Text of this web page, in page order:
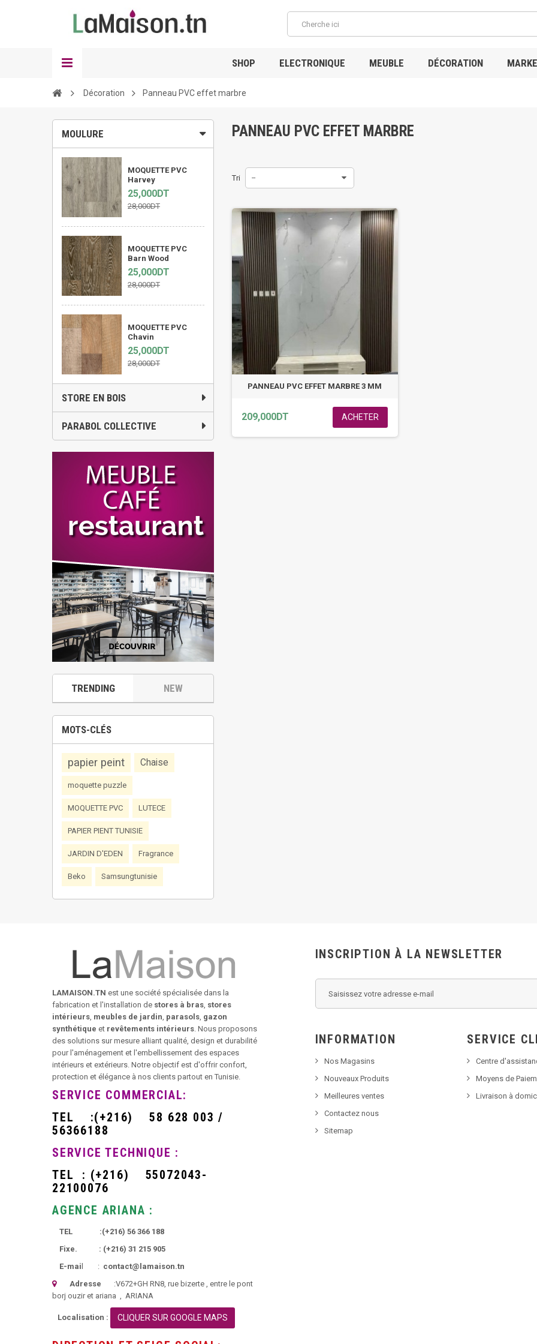
SHOP ELECTRONIQUE MEUBLE DÉCORATION
Décoration Panneau PVC effet marbre
MOULURE
MOQUETTE PVC
Harvey
25,000DT
28,000DT
MOQUETTE PVC
Barn Wood
25,000DT
28,000DT
MOQUETTE PVC
Chavin
25,000DT
28,000DT
STORE EN BOIS
PARABOL COLLECTIVE
TRENDING NEW
MOTS-CLÉS
papier peint Chaise
moquette puzzle
MOQUETTE PVC LUTECE
PAPIER PIENT TUNISIE
JARDIN D'EDEN Fragrance
Beko Samsungtunisie
PANNEAU PVC EFFET MARBRE
Tri --
PANNEAU PVC EFFET MARBRE 3 MM
209,000DT ACHETER
LAMAISON.TN est une société spécialisée dans la
fabrication et l'installation de stores à bras, stores
intérieurs, meubles de jardin, parasols, gazon
synthétique et revêtements intérieurs. Nous proposons
des solutions sur mesure alliant qualité, design et durabilité
pour l'aménagement et l'embellissement des espaces
intérieurs et extérieurs. Notre objectif est d'offrir confort,
protection et élégance à nos clients partout en Tunisie.
SERVICE COMMERCIAL:
TEL
:(+216)
58 628 003 /
56366188
SERVICE TECHNIQUE :
TEL : (+216)
55072043-
22100076
AGENCE ARIANA :
TEL :(+216) 56 366 188
Fixe. : (+216) 31 215 905
E-mai l : contact@lamaison.tn
Adresse :V672+GH RN8, rue bizerte , entre le pont
borj ouzir et ariana , ARIANA
Localisation : CLIQUER SUR GOOGLE MAPS
INSCRIPTION À LA NEWSLETTER
INFORMATION
Nos Magasins
Nouveaux Produits
Meilleures ventes
Contactez nous
Sitemap
SERVICE
Centre
Moyens de
Livraison à